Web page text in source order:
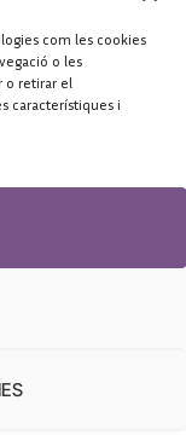
com les cookies
o les
o retirar el
característiques i